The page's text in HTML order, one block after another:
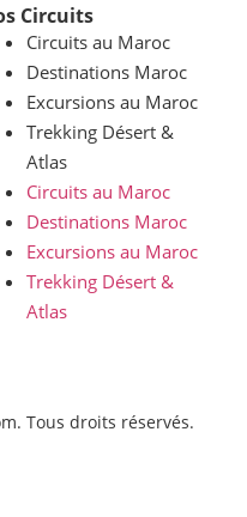
Circuits
Circuits au Maroc
Destinations Maroc
Excursions au Maroc
Trekking Désert &
Atlas
Circuits au Maroc
Destinations Maroc
Excursions au Maroc
Trekking Désert &
Atlas
Tous droits réservés.